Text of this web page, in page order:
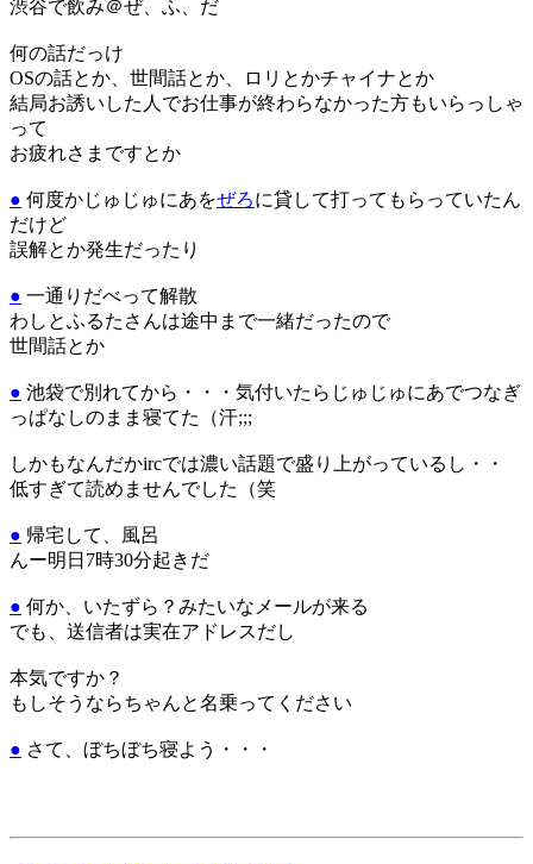
渋谷で飲み＠ぜ、ふ、だ
何の話だっけ
OSの話とか、世間話とか、ロリとかチャイナとか
結局お誘いした人でお仕事が終わらなかった方もいらっしゃ
って
お疲れさまですとか
● 何度かじゅじゅにあをぜろに貸して打ってもらっていたん
だけど
誤解とか発生だったり
● 一通りだべって解散
わしとふるたさんは途中まで一緒だったので
世間話とか
● 池袋で別れてから・・・気付いたらじゅじゅにあでつなぎ
っぱなしのまま寝てた（汗;;;
しかもなんだかircでは濃い話題で盛り上がっているし・・
低すぎて読めませんでした（笑
● 帰宅して、風呂
んー明日7時30分起きだ
● 何か、いたずら？みたいなメールが来る
でも、送信者は実在アドレスだし
本気ですか？
もしそうならちゃんと名乗ってください
● さて、ぼちぼち寝よう・・・